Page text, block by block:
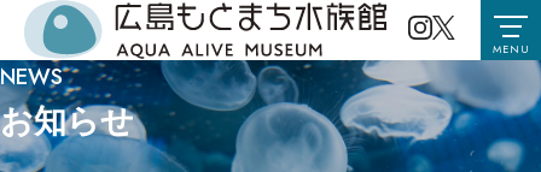
MENU
NEWS
お知らせ